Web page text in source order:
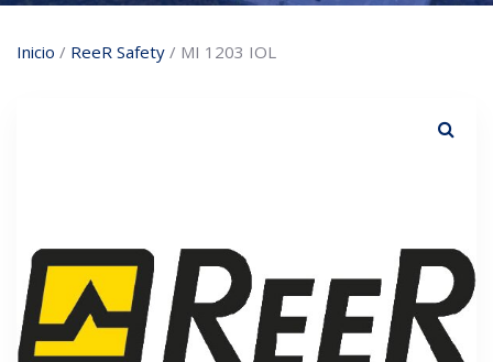
Inicio / ReeR Safety / MI 1203 IOL